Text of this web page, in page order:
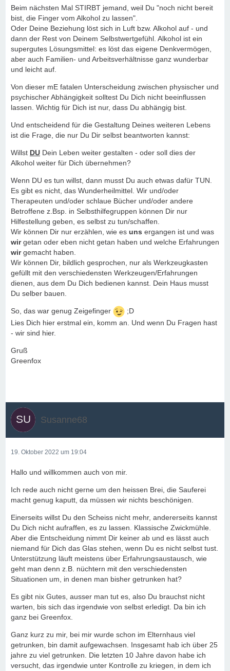
Beim nächsten Mal STIRBT jemand, weil Du "noch nicht bereit
bist, die Finger vom Alkohol zu lassen".
Oder Deine Beziehung löst sich in Luft bzw. Alkohol auf - und
dann der Rest von Deinem Selbstwertgefühl. Alkohol ist ein
supergutes Lösungsmittel: es löst das eigene Denkvermögen,
aber auch Familien- und Arbeitsverhältnisse ganz wunderbar
und leicht auf.
Von dieser mE fatalen Unterscheidung zwischen physischer und
psychischer Abhängigkeit solltest Du Dich nicht beeinflussen
lassen. Wichtig für Dich ist nur, dass Du abhängig bist.
Und entscheidend für die Gestaltung Deines weiteren Lebens
ist die Frage, die nur Du Dir selbst beantworten kannst:
Willst DU Dein Leben weiter gestalten - oder soll dies der
Alkohol weiter für Dich übernehmen?
Wenn DU es tun willst, dann musst Du auch etwas dafür TUN.
Es gibt es nicht, das Wunderheilmittel. Wir und/oder
Therapeuten und/oder schlaue Bücher und/oder andere
Betroffene z.Bsp. in Selbsthilfegruppen können Dir nur
Hilfestellung geben, es selbst zu tun/schaffen.
Wir können Dir nur erzählen, wie es uns ergangen ist und was
wirgetan oder eben nicht getan haben und welche Erfahrungen
wirgemacht haben.
Wir können Dir, bildlich gesprochen, nur als Werkzeugkasten
gefüllt mit den verschiedensten Werkzeugen/Erfahrungen
dienen, aus dem Du Dich bedienen kannst. Dein Haus musst
Du selber bauen.
So, das war genug Zeigefinger
;D
Lies Dich hier erstmal ein, komm an. Und wenn Du Fragen hast
- wir sind hier.
Gruß
Greenfox
Susanne68
19. Oktober 2022 um 19:04
Hallo und willkommen auch von mir.
Ich rede auch nicht gerne um den heissen Brei, die Sauferei
macht genug kaputt, da müssen wir nichts beschönigen.
Einerseits willst Du den Scheiss nicht mehr, andererseits kannst
Du Dich nicht aufraffen, es zu lassen. Klassische Zwickmühle.
Aber die Entscheidung nimmt Dir keiner ab und es lässt auch
niemand für Dich das Glas stehen, wenn Du es nicht selbst tust.
Unterstützung läuft meistens über Erfahrungsaustausch, wie
geht man denn z.B. nüchtern mit den verschiedensten
Situationen um, in denen man bisher getrunken hat?
Es gibt nix Gutes, ausser man tut es, also Du brauchst nicht
warten, bis sich das irgendwie von selbst erledigt. Da bin ich
ganz bei Greenfox.
Ganz kurz zu mir, bei mir wurde schon im Elternhaus viel
getrunken, bin damit aufgewachsen. Insgesamt hab ich über 25
jahre zu viel getrunken. Die letzten 10 Jahre davon habe ich
versucht, das irgendwie unter Kontrolle zu kriegen, in dem ich